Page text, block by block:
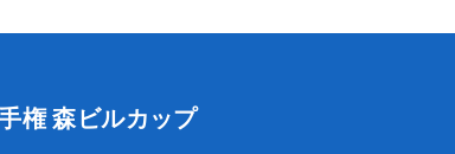
権 森ビルカップ